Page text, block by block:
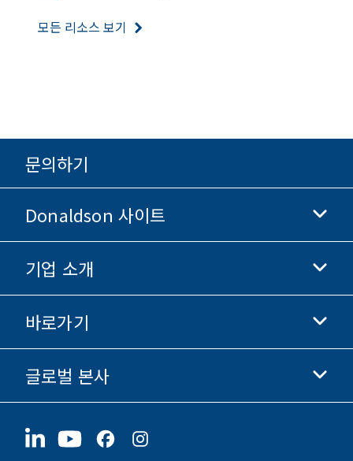
모든 리소스 보기
문의하기
Donaldson 사이트
Donaldson 생명과학
Donaldson 쇼핑
기업 소개
기업 정보
윤리 및 준법 경영
채용 정보
바로가기
투자자 정보
협력업체
지속가능성
글로벌 본사
1400 W 94th Street